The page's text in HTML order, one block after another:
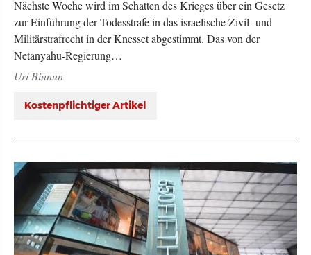
Nächste Woche wird im Schatten des Krieges über ein Gesetz
zur Einführung der Todesstrafe in das israelische Zivil- und
Militärstrafrecht in der Knesset abgestimmt. Das von der
Netanyahu-Regierung…
Uri Binnun
Kostenpflichtiger Artikel